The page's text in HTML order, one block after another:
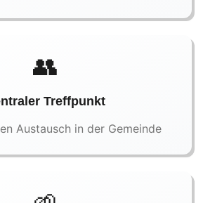
👥
Treffpunkt
Austausch in der Gemeinde